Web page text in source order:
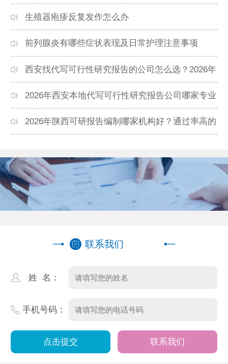
生殖器疱疹反复发作怎么办
前列腺炎有哪些症状表现及日常护理注意事项
西安找代写可行性研究报告的公司怎么选？2026年
本地高口碑机构排名
2026年西安本地代写可行性研究报告公司哪家专业
靠谱？正规团队推荐
2026年陕西可研报告编制哪家机构好？通过率高的
联系我们
姓 名：
手机号码：
联系我们